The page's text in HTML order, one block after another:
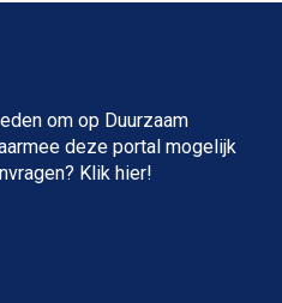
om op Duurzaam
deze portal mogelijk
Klik hier!